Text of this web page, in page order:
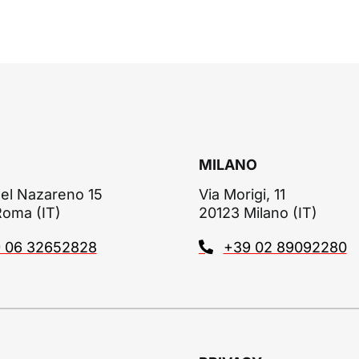
Nazareno 15
(IT)
06 32652828
MILANO
Via Morigi, 11
20123 Milano (IT)
+39 02 89092280